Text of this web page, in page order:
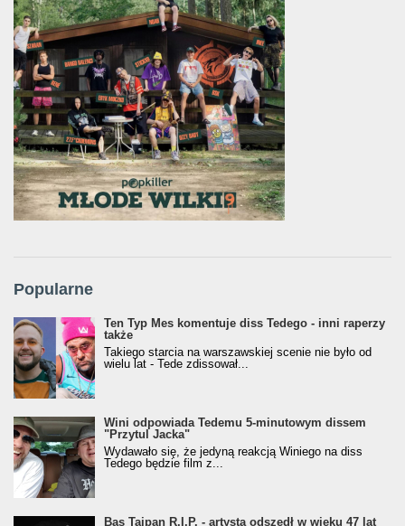
Popularne
Ten Typ Mes komentuje diss Tedego - inni raperzy
także
Takiego starcia na warszawskiej scenie nie było od
wielu lat - Tede zdissował...
Wini odpowiada Tedemu 5-minutowym dissem
"Przytul Jacka"
Wydawało się, że jedyną reakcją Winiego na diss
Tedego będzie film z...
Bas Tajpan R.I.P. - artysta odszedł w wieku 47 lat